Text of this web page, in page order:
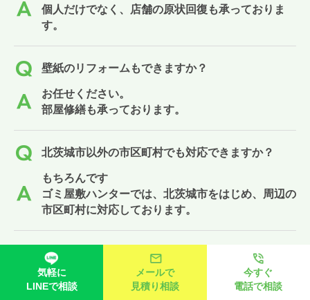
個人だけでなく、店舗の原状回復も承っておりま
す。
壁紙のリフォームもできますか？
お任せください。
部屋修繕も承っております。
北茨城市以外の市区町村でも対応できますか？
もちろんです
ゴミ屋敷ハンターでは、北茨城市をはじめ、周辺の
市区町村に対応しております。
北茨城市でゴミの捨て方が分からないです。
ゴミの捨て方は各自治体によってさまざまです。
北茨城市内では下記をご参考にご案内します。
気軽に
LINEで相談
メールで
見積り相談
今すぐ
電話で相談